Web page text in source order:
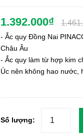
1.392.000₫
- Ắc quy Đồng Nai
Châu Âu
- Ắc quy làm từ hợp kim
Úc nên không hao nước,
Số lượng: